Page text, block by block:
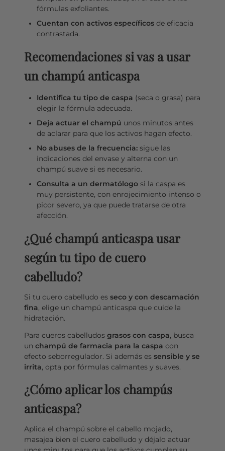
fórmulas exfoliantes.
Cuentan con activos específicosde eficacia
contrastada.
Recomendaciones si vas a usar
un champú anticaspa
Identifica tu tipo de caspa (seca o grasa) para
elegir la fórmula adecuada.
Deja actuar el champú unos minutos antes
de aclarar para que los activos hagan efecto.
No abuses de la frecuencia:sigue las
indicaciones del envase y alterna con un
champú suave si es necesario.
Consulta a un dermatólogosi la caspa es
muy persistente, con enrojecimiento intenso o
picor severo, ya que puede tratarse de otra
afección.
¿Qué champú anticaspa usar
según tu tipo de cuero
cabelludo?
Si tu cuero cabelludo es seco y con descamación
fina, elige un champú anticaspa que cuide la
hidratación.
Para cueros cabelludos grasos con caspa, busca
un champú de farmacia para la caspa con
efecto seborregulador. Si además es sensible y se
irrita, opta por fórmulas calmantes y suaves.
¿Cómo aplicar los champús
anticaspa?
Aplica el champú sobre el cabello mojado,
masajea bien el cuero cabelludo y déjalo actuar